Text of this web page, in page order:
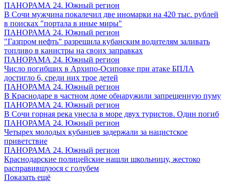
ПАНОРАМА 24. Южный регион
В Сочи мужчина покалечил две иномарки на 420 тыс. рублей
в поисках "портала в иные миры"
ПАНОРАМА 24. Южный регион
"Газпром нефть" разрешила кубанским водителям заливать
топливо в канистры на своих заправках
ПАНОРАМА 24. Южный регион
Число погибших в Архипо-Осиповке при атаке БПЛА
достигло 6, среди них трое детей
ПАНОРАМА 24. Южный регион
В Краснодаре в частном доме обнаружили запрещенную пуму
ПАНОРАМА 24. Южный регион
В Сочи горная река унесла в море двух туристов. Один погиб
ПАНОРАМА 24. Южный регион
Четырех молодых кубанцев задержали за нацистское
приветствие
ПАНОРАМА 24. Южный регион
Краснодарские полицейские нашли школьницу, жестоко
расправившуюся с голубем
Показать ещё